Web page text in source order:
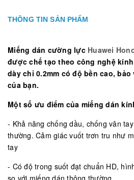
THÔNG TIN SẢN PHẨM
Miếng dán cường lực Huawei
được chế tạo theo công nghệ
dày chỉ 0.2mm có độ bền cao,
của bạn.
Một số ưu điểm của miếng dán
- Khả năng chống dầu, chống vân
thường. Cảm giác vuốt trơn tru như
tay
- Có độ trong suốt đạt chuẩn HD,
so với miếng dán thông thường